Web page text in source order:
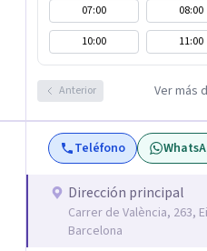
07:00 08:00
10:00
11:00
Anterior Ver más
Teléfono
Dirección principal
Carrer de València, 263,
Barcelona